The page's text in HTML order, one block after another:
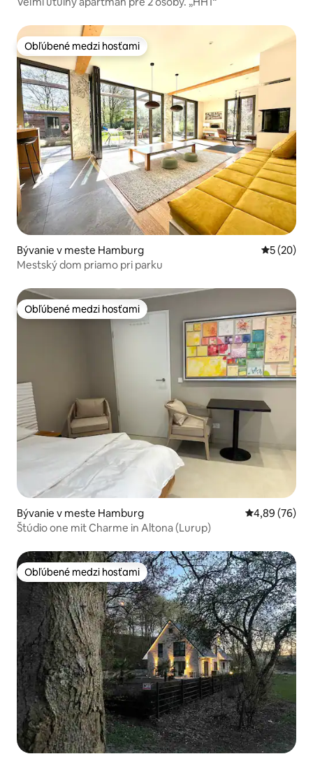
Obľúbené medzi hosťami
Obľúbené medzi hosťami
Bývanie v meste Hamburg
5 (20)
Mestský dom priamo pri parku
Obľúbené medzi hosťami
Obľúbené medzi hosťami
Bývanie v meste Hamburg Priemerné
4,89 (76)
Štúdio one mit Charme in Altona (Lurup)
Obľúbené medzi hosťami
Obľúbené medzi hosťami